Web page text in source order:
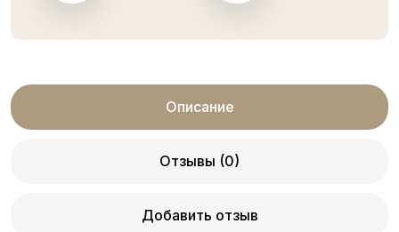
Описание
Отзывы (0)
Добавить отзыв